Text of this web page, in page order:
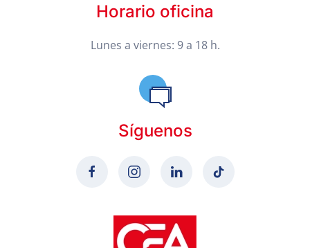
Horario oficina
Lunes a viernes: 9 a 18 h.
Síguenos